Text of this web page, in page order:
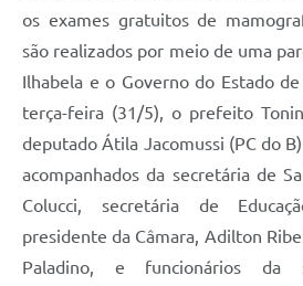
os exames gratuitos de
são realizados por meio de uma
Ilhabela e o Governo do Estado
terça-feira (31/5), o prefeito
deputado Átila Jacomussi (PC do
acompanhados da secretária de
Colucci, secretária de
presidente da Câmara, Adilton
Paladino, e funcionários da